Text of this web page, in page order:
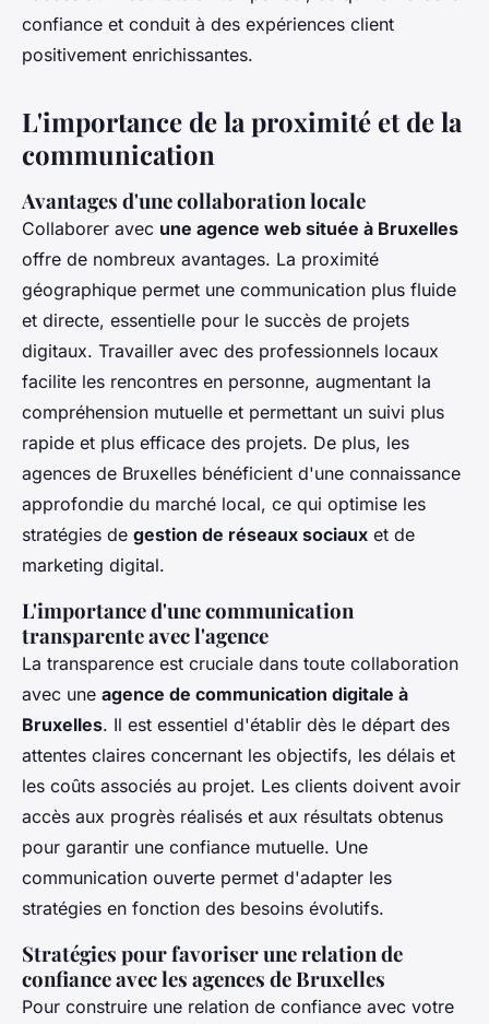
confiance et conduit à des expériences client
positivement enrichissantes.
L'importance de la proximité et de la
communication
Avantages d'une collaboration locale
Collaborer avec une agence web située à Bruxelles
offre de nombreux avantages. La proximité
géographique permet une communication plus fluide
et directe, essentielle pour le succès de projets
digitaux. Travailler avec des professionnels locaux
facilite les rencontres en personne, augmentant la
compréhension mutuelle et permettant un suivi plus
rapide et plus efficace des projets. De plus, les
agences de Bruxelles bénéficient d'une connaissance
approfondie du marché local, ce qui optimise les
stratégies de gestion de réseaux sociaux et de
marketing digital.
L'importance d'une communication
transparente avec l'agence
La transparence est cruciale dans toute collaboration
avec une agence de communication digitale à
Bruxelles. Il est essentiel d'établir dès le départ des
attentes claires concernant les objectifs, les délais et
les coûts associés au projet. Les clients doivent avoir
accès aux progrès réalisés et aux résultats obtenus
pour garantir une confiance mutuelle. Une
communication ouverte permet d'adapter les
stratégies en fonction des besoins évolutifs.
Stratégies pour favoriser une relation de
confiance avec les agences de Bruxelles
Pour construire une relation de confiance avec votre